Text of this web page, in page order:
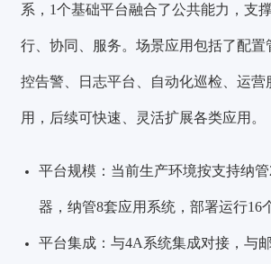
系 ，1个基础平台融合了公共能力，支
行、协同、服务。场景应用包括了配置
控告警、日志平台、自动化巡检、运营
用，后续可快速、灵活扩展各类应用。
平台规模： 当前生产环境按支持纳管
器，纳管8套应用系统，部署运行16
平台集成：与4A系统集成对接，与